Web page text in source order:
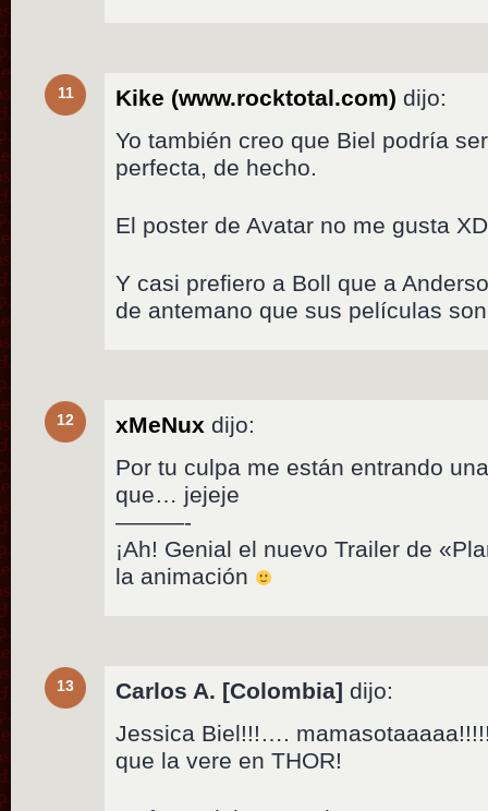
11 Kike (www.rocktotal.com) dijo:
Yo también creo que Biel podría
perfecta, de hecho.
El poster de Avatar no me gusta XD
Y casi prefiero a Boll que a
de antemano que sus películas
12 xMeNux dijo:
Por tu culpa me están entrando
que… jejeje
———-
¡Ah! Genial el nuevo Trailer de
la animación
13 Carlos A. [Colombia] dijo:
Jessica Biel!!!….
que la vere en THOR!